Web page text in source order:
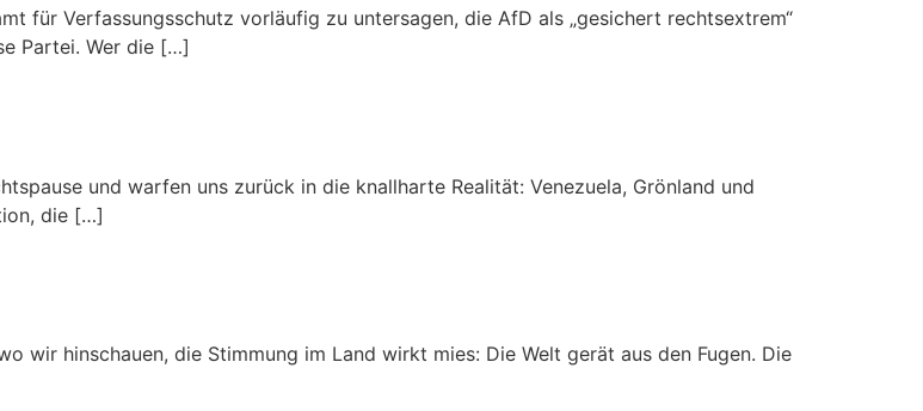
für Verfassungsschutz vorläufig zu untersagen, die AfD als „gesichert rechtsextrem“
Partei. Wer die […]
und warfen uns zurück in die knallharte Realität: Venezuela, Grönland und
die […]
wir hinschauen, die Stimmung im Land wirkt mies: Die Welt gerät aus den Fugen. Die